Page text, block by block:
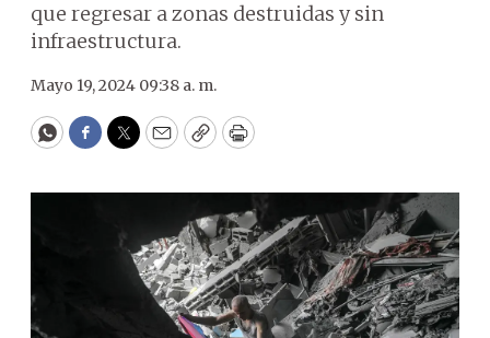
que regresar a zonas destruidas y sin
infraestructura.
Mayo 19, 2024 09:38 a. m.
WhatsApp
Facebook
Twitter
EmailCopyPrint